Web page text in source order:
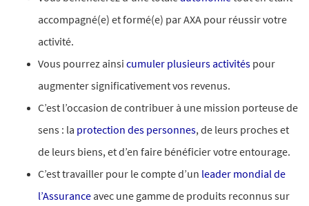
accompagné(e) et formé(e) par AXA pour réussir votre
activité.
Vous pourrez ainsi cumuler plusieurs activités pour
augmenter significativement vos revenus.
C’est l’occasion de contribuer à une mission porteuse de
sens : la protection des personnes, de leurs proches et
de leurs biens, et d’en faire bénéficier votre entourage.
C’est travailler pour le compte d’un leader mondial de
l’Assurance avec une gamme de produits reconnus sur